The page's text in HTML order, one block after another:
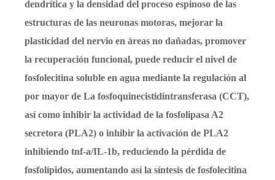
dendrítica y la densidad del proceso espinoso de las
estructuras de las neuronas motoras, mejorar la
plasticidad del nervio en áreas no dañadas, promover
la recuperación funcional, puede reducir el nivel de
fosfolecitina soluble en agua mediante la regulación al
por mayor de La fosfoquinecistidintransferasa (CCT),
así como inhibir la actividad de la fosfolipasa A2
secretora (PLA2) o inhibir la activación de PLA2
inhibiendo tnf-a/IL-1b, reduciendo la pérdida de
fosfolípidos, aumentando así la síntesis de fosfolecitina